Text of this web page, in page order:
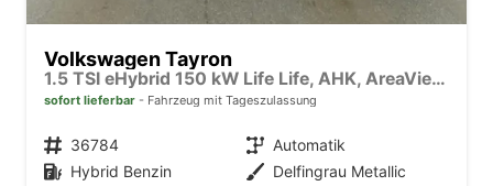
Volkswagen Tayron
1.5 TSI eHybrid 150 kW Life Life, AHK, AreaView, Side, Navi, Winter, 5-J. Garantie
sofort lieferbar Fahrzeug mit Tageszulassung
Fahrzeugnr. 36784 Getriebe Automatik
Kraftstoff Hybrid Benzin Außenfarbe Delfingrau Metallic